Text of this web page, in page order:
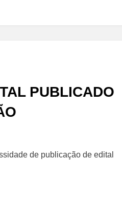
PUBLICADO
de publicação de edital